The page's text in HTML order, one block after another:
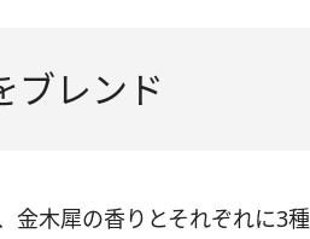
ブレンド
金木犀の香りとそれぞれに3種